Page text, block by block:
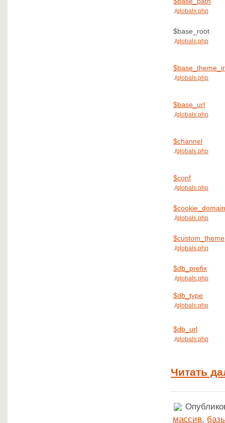
./globals.php
$base_root
./globals.php
./globals.php
$base_url
./globals.php
$channel
./globals.php
$conf
./globals.php
$cookie_domain
./globals.php
$custom_theme
./globals.php
$db_prefix
./globals.php
$db_type
./globals.php
$db_url
./globals.php
Читать
массив,